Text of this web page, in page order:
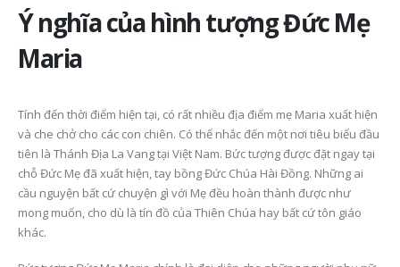
Ý nghĩa của hình tượng Đức Mẹ
Maria
Tính đến thời điểm hiện tại, có rất nhiều địa điểm mẹ Maria xuất hiện
và che chở cho các con chiên. Có thể nhắc đến một nơi tiêu biểu đầu
tiên là Thánh Địa La Vang tại Việt Nam. Bức tượng được đặt ngay tại
chỗ Đức Mẹ đã xuất hiện, tay bồng Đức Chúa Hài Đồng. Những ai
cầu nguyện bất cứ chuyện gì với Mẹ đều hoàn thành được như
mong muốn, cho dù là tín đồ của Thiên Chúa hay bất cứ tôn giáo
khác.
Giáo
6 Tháng 7, 2026
Sức Mạnh Gắn Kết Gia
Đình Công Giáo(P2)
6 Tháng 7, 2026
Bí Tích Thánh Thể –
Nguồn Sống Đức Tin Và
Sức Mạnh Gắn Kết Gia
Đình Công Giáo(P1)
6 Tháng 7, 2026
mở đời sống cầu
trong mỗi gia đình
Người Công giáo và
tôn kính tổ tiên – Sự
gỡ giữa đức tin và đạo
hiếu Việt Nam
23 Tháng 6, 2026
Bàn thờ Công giáo
trong gia đình –